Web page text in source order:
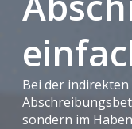
Bei der
sondern im